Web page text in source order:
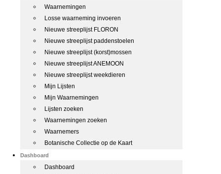
Waarnemingen
Losse waarneming invoeren
Nieuwe streeplijst FLORON
Nieuwe streeplijst paddenstoelen
Nieuwe streeplijst (korst)mossen
Nieuwe streeplijst ANEMOON
Nieuwe streeplijst weekdieren
Mijn Lijsten
Mijn Waarnemingen
Lijsten zoeken
Waarnemingen zoeken
Waarnemers
Botanische Collectie op de Kaart
Dashboard
Dashboard